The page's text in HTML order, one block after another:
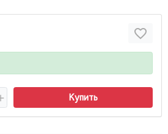
Купить